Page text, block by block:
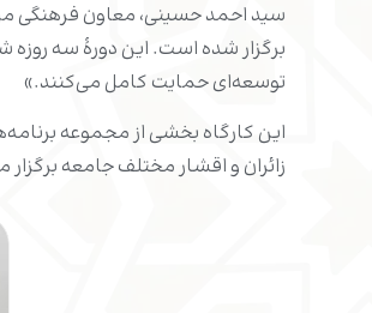
سید احمد حسینی، معاون فرهنگی
برگزار شده است. این دورۀ سه روزه
توسعه‌ای حمایت کامل می‌کنند.»
این کارگاه بخشی از مجموعه
زائران و اقشار مختلف جامعه برگزار